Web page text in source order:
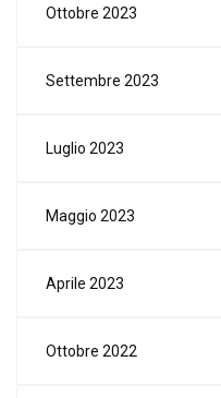
Ottobre 2023
Settembre 2023
Luglio 2023
Maggio 2023
Aprile 2023
Ottobre 2022